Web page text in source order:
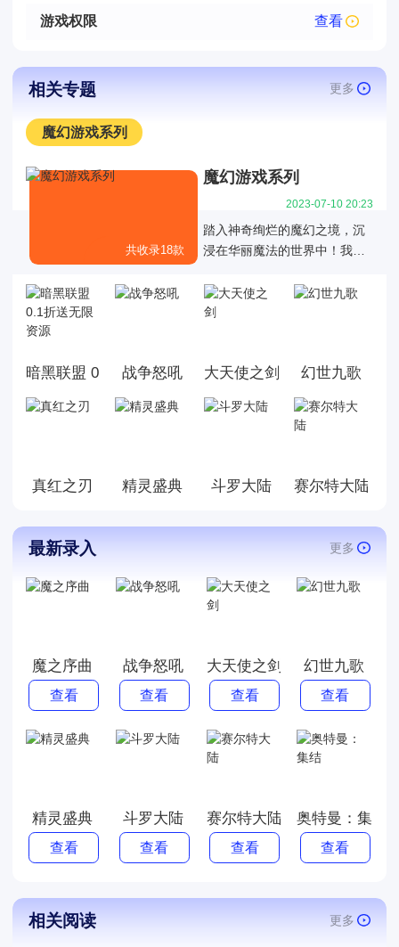
游戏权限 查看
相关专题 更多
魔幻游戏系列
共收录18款
魔幻游戏系列
2023-07-10 20:23
踏入神奇绚烂的魔幻之境，沉
浸在华丽魔法的世界中！我们
幻游戏，充满了神秘的魔法力
量、令人屏息的战斗对决和丰
掌握炫目的魔法技能；或者化
势力抗争。无论您喜爱冒险、
策略、还是充满惊喜的故事情
足您的游戏需求。快来加入我
们，开启一段神奇的魔幻之旅
暗黑联盟 0.1折送无限资源
战争怒吼 大天使之剑 幻世九歌
真红之刃 精灵盛典 斗罗大陆 赛尔特大陆
最新录入 更多
魔之序曲
查看
战争怒吼
查看
大天使之剑
查看
幻世九歌
查看
精灵盛典
查看
斗罗大陆
查看
赛尔特大陆
查看
奥特曼：集结
查看
相关阅读 更多